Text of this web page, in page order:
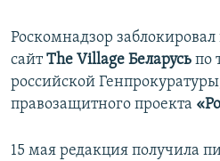
Роскомнадзор
сайтThe Village Беларусь по
российской
правозащитного проекта
15 мая редакция получила